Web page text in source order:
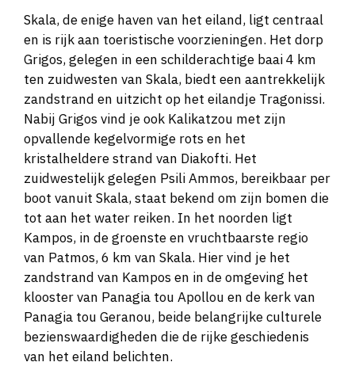
Skala, de enige haven van het eiland, ligt centraal
en is rijk aan toeristische voorzieningen. Het dorp
Grigos, gelegen in een schilderachtige baai 4 km
ten zuidwesten van Skala, biedt een aantrekkelijk
zandstrand en uitzicht op het eilandje Tragonissi.
Nabij Grigos vind je ook Kalikatzou met zijn
opvallende kegelvormige rots en het
kristalheldere strand van Diakofti. Het
zuidwestelijk gelegen Psili Ammos, bereikbaar per
boot vanuit Skala, staat bekend om zijn bomen die
tot aan het water reiken. In het noorden ligt
Kampos, in de groenste en vruchtbaarste regio
van Patmos, 6 km van Skala. Hier vind je het
zandstrand van Kampos en in de omgeving het
klooster van Panagia tou Apollou en de kerk van
Panagia tou Geranou, beide belangrijke culturele
bezienswaardigheden die de rijke geschiedenis
van het eiland belichten.